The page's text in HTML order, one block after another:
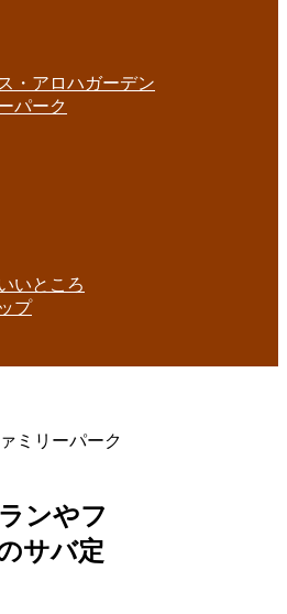
・アロハガーデン
パーク
いところ
プ
ミリーパーク
ンやフ
サバ定